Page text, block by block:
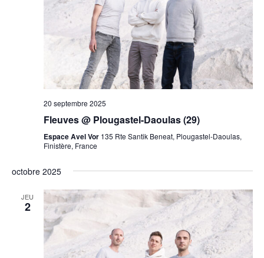
20 septembre 2025
Fleuves @ Plougastel-Daoulas (29)
Espace Avel Vor 135 Rte Santik Beneat, Plougastel-Daoulas,
Finistère, France
octobre 2025
JEU
2